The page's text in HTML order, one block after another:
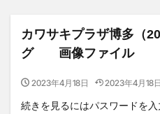
カワサキプラザ博多（
グ 画像ファイル
2023年4月18日 2023年4月18日
続きを見るにはパスワードを入
バイクレンタル
モーターサイクル
モー
レンタル
レンタルバイク